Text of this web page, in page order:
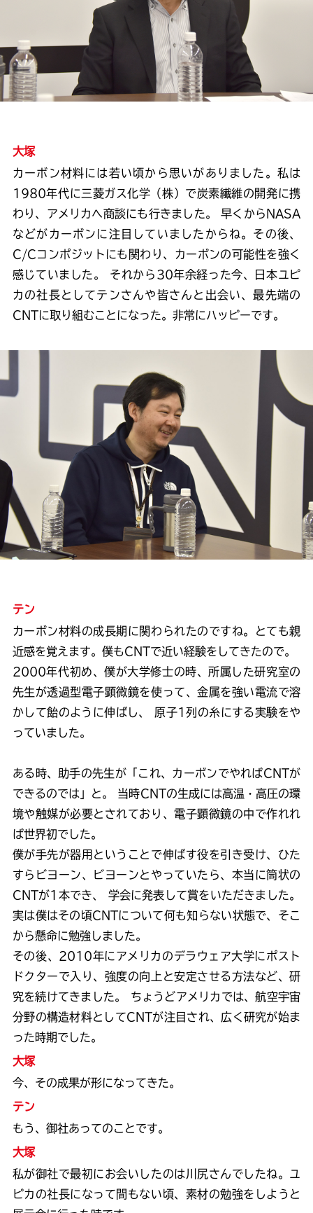
大塚
カーボン材料には若い頃から思いがありました。私は
1980年代に三菱ガス化学（株）で炭素繊維の開発に携
わり、アメリカへ商談にも行きました。 早くからNASA
などがカーボンに注目していましたからね。その後、
C/Cコンポジットにも関わり、カーボンの可能性を強く
感じていました。 それから30年余経った今、日本ユピ
カの社長としてテンさんや皆さんと出会い、最先端の
CNTに取り組むことになった。非常にハッピーです。
テン
カーボン材料の成長期に関わられたのですね。とても親
近感を覚えます。僕もCNTで近い経験をしてきたので。
2000年代初め、僕が大学修士の時、所属した研究室の
先生が透過型電子顕微鏡を使って、金属を強い電流で溶
かして飴のように伸ばし、 原子1列の糸にする実験をや
っていました。
ある時、助手の先生が「これ、カーボンでやればCNTが
できるのでは」と。 当時CNTの生成には高温・高圧の環
境や触媒が必要とされており、電子顕微鏡の中で作れれ
ば世界初でした。
僕が手先が器用ということで伸ばす役を引き受け、ひた
すらビヨーン、ビヨーンとやっていたら、本当に筒状の
CNTが1本でき、 学会に発表して賞をいただきました。
実は僕はその頃CNTについて何も知らない状態で、そこ
から懸命に勉強しました。
その後、2010年にアメリカのデラウェア大学にポスト
ドクターで入り、強度の向上と安定させる方法など、研
究を続けてきました。 ちょうどアメリカでは、航空宇宙
分野の構造材料としてCNTが注目され、広く研究が始ま
った時期でした。
大塚
今、その成果が形になってきた。
テン
もう、御社あってのことです。
大塚
私が御社で最初にお会いしたのは川尻さんでしたね。ユ
ピカの社長になって間もない頃、素材の勉強をしようと